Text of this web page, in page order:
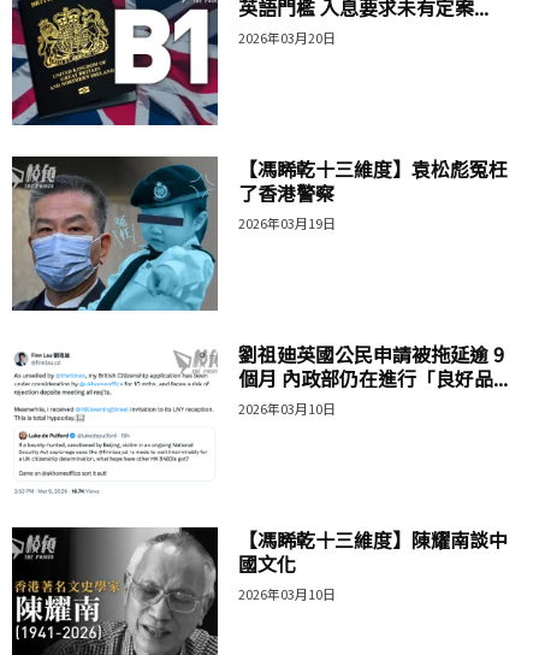
英語門檻 入息要求未有定案...
2026年03月20日
【馮睎乾十三維度】袁松彪冤枉
了香港警察
2026年03月19日
劉祖廸英國公民申請被拖延逾 9
個月 內政部仍在進行「良好品...
2026年03月10日
【馮睎乾十三維度】陳耀南談中
國文化
2026年03月10日